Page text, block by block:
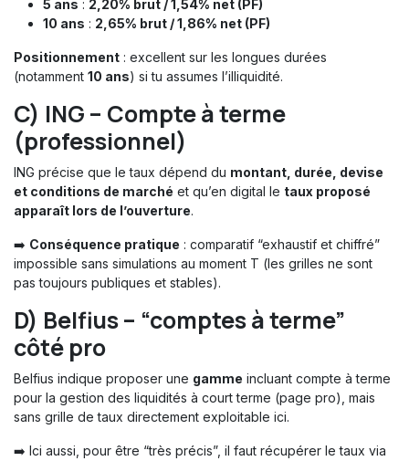
5 ans : 2,20% brut / 1,54% net (PF)
10 ans : 2,65% brut / 1,86% net (PF)
Positionnement : excellent sur les longues durées
(notamment 10 ans) si tu assumes l’illiquidité.
C) ING – Compte à terme
(professionnel)
ING précise que le taux dépend du montant, durée, devise
et conditions de marché et qu’en digital le taux proposé
apparaît lors de l’ouverture.
➡️ Conséquence pratique : comparatif “exhaustif et chiffré”
impossible sans simulations au moment T (les grilles ne sont
pas toujours publiques et stables).
D) Belfius – “comptes à terme”
côté pro
Belfius indique proposer une gamme incluant compte à terme
pour la gestion des liquidités à court terme (page pro), mais
sans grille de taux directement exploitable ici.
➡️ Ici aussi, pour être “très précis”, il faut récupérer le taux via